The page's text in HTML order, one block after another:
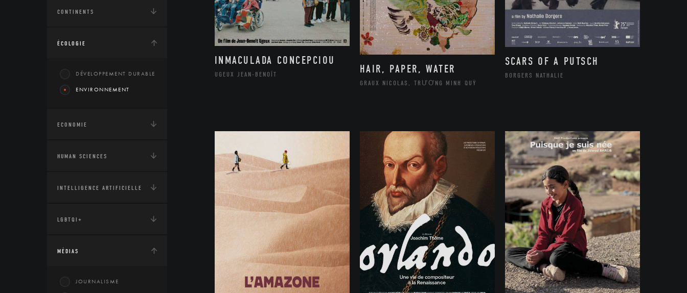
CONTINENTS
ÉCOLOGIE
DÉVELOPPEMENT DURABLE
ENVIRONNEMENT
ECONOMIE
HUMAN SCIENCES
INTELLIGENCE ARTIFICIELLE
LGBTQI+
MÉDIAS
JOURNALISME
INMACULADA CONCEPCIOU
UGEUX JEAN-BENOÎT HAIR, PAPER, WATER
GRAUX NICOLAS, TRƯƠNG MINH QUÝ
SCARS OF A PUTSCH
BORGERS NATHALIE